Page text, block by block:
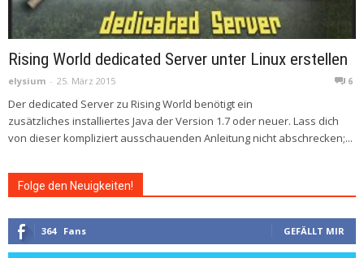
Rising World dedicated Server unter Linux erstellen
elysium - 25. März 2015 6
Der dedicated Server zu Rising World benötigt ein
zusätzliches installiertes Java der Version 1.7 oder neuer. Lass dich
von dieser kompliziert ausschauenden Anleitung nicht abschrecken;...
Folge den Neuigkeiten!
364 Fans GEFÄLLT MIR